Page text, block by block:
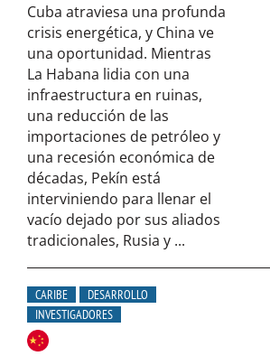
Cuba atraviesa una profunda
crisis energética, y China ve
una oportunidad. Mientras
La Habana lidia con una
infraestructura en ruinas,
una reducción de las
importaciones de petróleo y
una recesión económica de
décadas, Pekín está
interviniendo para llenar el
vacío dejado por sus aliados
tradicionales, Rusia y ...
CARIBE
DESARROLLO
INVESTIGADORES